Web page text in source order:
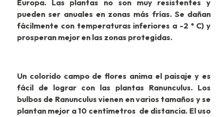
Europa. Las plantas no son muy resistentes y
pueden ser anuales en zonas más frías. Se dañan
fácilmente con temperaturas inferiores a -2 ° C) y
prosperan mejor en las zonas protegidas.
Un colorido campo de flores anima el paisaje y es
fácil de lograr con las plantas Ranunculus. Los
bulbos de Ranunculus vienen en varios tamaños y se
plantan mejor a 10 centímetros de distancia. El uso